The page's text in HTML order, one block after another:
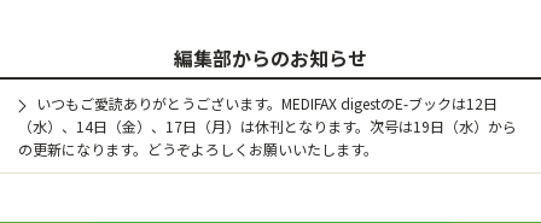
編集部からのお知らせ
いつもご愛読ありがとうございます。MEDIFAX digestのE-ブックは12日
（水）、14日（金）、17日（月）は休刊となります。次号は19日（水）から
の更新になります。どうぞよろしくお願いいたします。